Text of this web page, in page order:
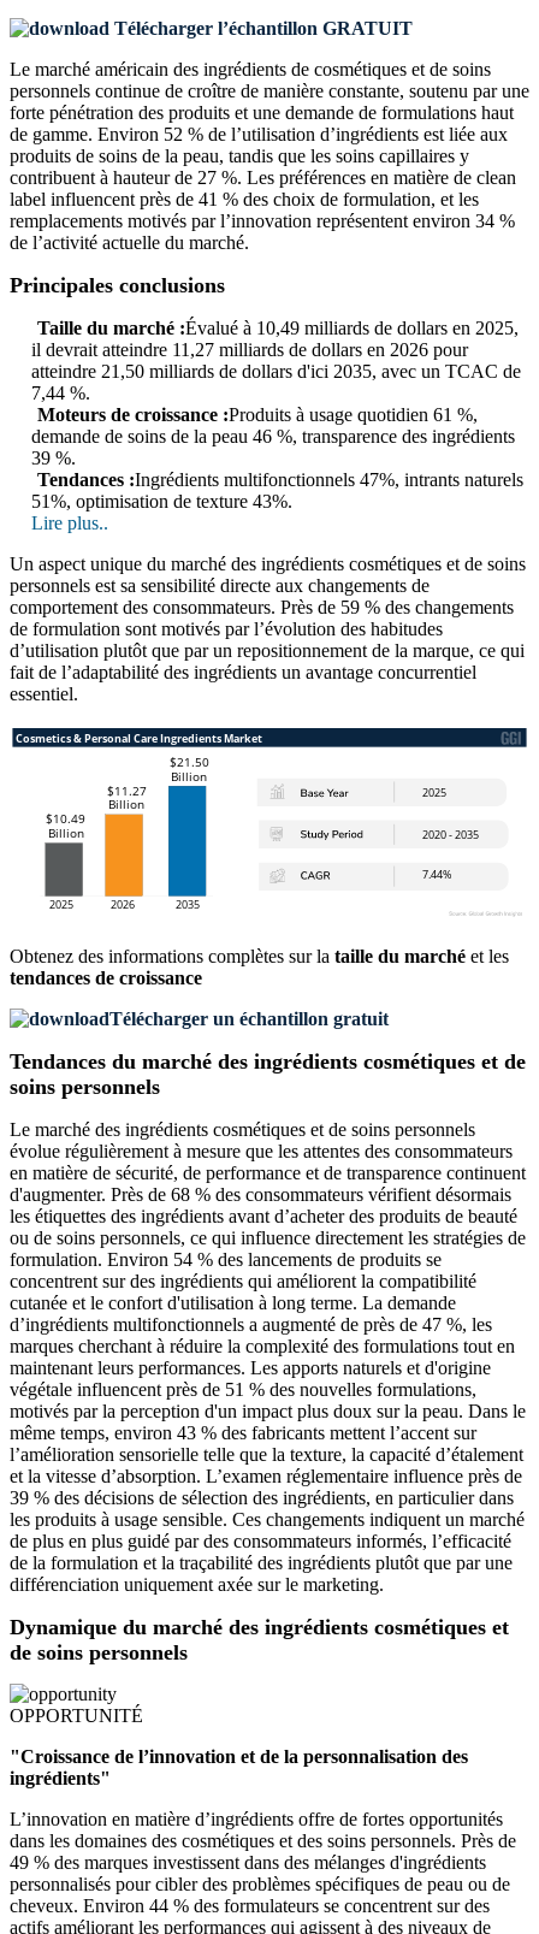
Télécharger l’échantillon GRATUIT
Le marché américain des ingrédients de cosmétiques et de soins
personnels continue de croître de manière constante, soutenu par une
forte pénétration des produits et une demande de formulations haut
de gamme. Environ 52 % de l’utilisation d’ingrédients est liée aux
produits de soins de la peau, tandis que les soins capillaires y
contribuent à hauteur de 27 %. Les préférences en matière de clean
label influencent près de 41 % des choix de formulation, et les
remplacements motivés par l’innovation représentent environ 34 %
de l’activité actuelle du marché.
Principales conclusions
Taille du marché :Évalué à 10,49 milliards de dollars en 2025,
il devrait atteindre 11,27 milliards de dollars en 2026 pour
atteindre 21,50 milliards de dollars d'ici 2035, avec un TCAC de
7,44 %.
Moteurs de croissance :Produits à usage quotidien 61 %,
demande de soins de la peau 46 %, transparence des ingrédients
39 %.
Tendances :Ingrédients multifonctionnels 47%, intrants naturels
51%, optimisation de texture 43%.
Lire plus..
Un aspect unique du marché des ingrédients cosmétiques et de soins
personnels est sa sensibilité directe aux changements de
comportement des consommateurs. Près de 59 % des changements
de formulation sont motivés par l’évolution des habitudes
d’utilisation plutôt que par un repositionnement de la marque, ce qui
fait de l’adaptabilité des ingrédients un avantage concurrentiel
essentiel.
Obtenez des informations complètes sur la taille du marché et les
tendances de croissance
Télécharger un échantillon gratuit
Tendances du marché des ingrédients cosmétiques et de
soins personnels
Le marché des ingrédients cosmétiques et de soins personnels
évolue régulièrement à mesure que les attentes des consommateurs
en matière de sécurité, de performance et de transparence continuent
d'augmenter. Près de 68 % des consommateurs vérifient désormais
les étiquettes des ingrédients avant d’acheter des produits de beauté
ou de soins personnels, ce qui influence directement les stratégies de
formulation. Environ 54 % des lancements de produits se
concentrent sur des ingrédients qui améliorent la compatibilité
cutanée et le confort d'utilisation à long terme. La demande
d’ingrédients multifonctionnels a augmenté de près de 47 %, les
marques cherchant à réduire la complexité des formulations tout en
maintenant leurs performances. Les apports naturels et d'origine
végétale influencent près de 51 % des nouvelles formulations,
motivés par la perception d'un impact plus doux sur la peau. Dans le
même temps, environ 43 % des fabricants mettent l’accent sur
l’amélioration sensorielle telle que la texture, la capacité d’étalement
et la vitesse d’absorption. L’examen réglementaire influence près de
39 % des décisions de sélection des ingrédients, en particulier dans
les produits à usage sensible. Ces changements indiquent un marché
de plus en plus guidé par des consommateurs informés, l’efficacité
de la formulation et la traçabilité des ingrédients plutôt que par une
différenciation uniquement axée sur le marketing.
Dynamique du marché des ingrédients cosmétiques et
de soins personnels
OPPORTUNITÉ
"Croissance de l’innovation et de la personnalisation des
ingrédients"
L’innovation en matière d’ingrédients offre de fortes opportunités
dans les domaines des cosmétiques et des soins personnels. Près de
49 % des marques investissent dans des mélanges d'ingrédients
personnalisés pour cibler des problèmes spécifiques de peau ou de
cheveux. Environ 44 % des formulateurs se concentrent sur des
actifs améliorant les performances qui agissent à des niveaux de